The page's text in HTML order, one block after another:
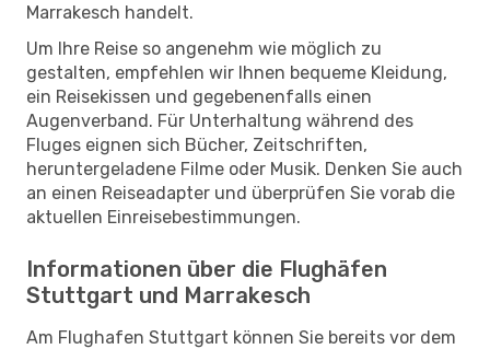
Marrakesch handelt.
Um Ihre Reise so angenehm wie möglich zu
gestalten, empfehlen wir Ihnen bequeme Kleidung,
ein Reisekissen und gegebenenfalls einen
Augenverband. Für Unterhaltung während des
Fluges eignen sich Bücher, Zeitschriften,
heruntergeladene Filme oder Musik. Denken Sie auch
an einen Reiseadapter und überprüfen Sie vorab die
aktuellen Einreisebestimmungen.
Informationen über die Flughäfen
Stuttgart und Marrakesch
Am Flughafen Stuttgart können Sie bereits vor dem